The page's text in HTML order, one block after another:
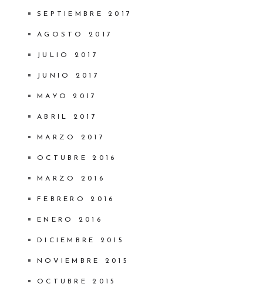
SEPTIEMBRE 2017
AGOSTO 2017
JULIO 2017
JUNIO 2017
MAYO 2017
ABRIL 2017
MARZO 2017
OCTUBRE 2016
MARZO 2016
FEBRERO 2016
ENERO 2016
DICIEMBRE 2015
NOVIEMBRE 2015
OCTUBRE 2015